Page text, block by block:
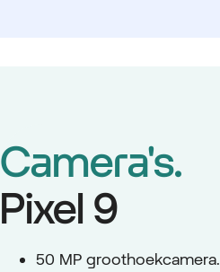
Camera's.
Pixel 9
50 MP groothoekcamera.